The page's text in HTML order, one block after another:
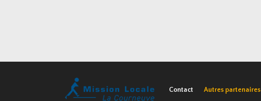
Contact Autres partenaires